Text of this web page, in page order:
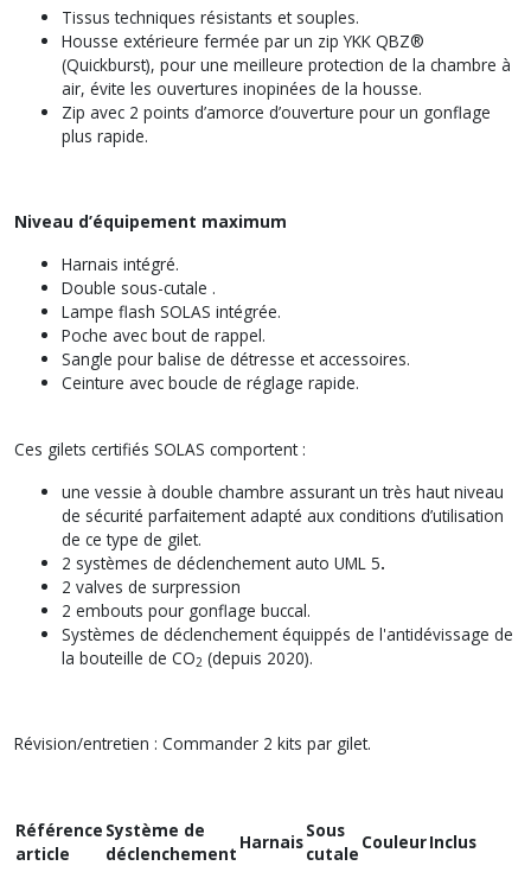
Tissus techniques résistants et souples.
Housse extérieure fermée par un zip YKK QBZ®
(Quickburst), pour une meilleure protection de la chambre à
air, évite les ouvertures inopinées de la housse.
Zip avec 2 points d’amorce d’ouverture pour un gonflage
plus rapide.
Niveau d’équipement maximum
Harnais intégré.
Double sous-cutale .
Lampe flash SOLAS intégrée.
Poche avec bout de rappel.
Sangle pour balise de détresse et accessoires.
Ceinture avec boucle de réglage rapide.
Ces gilets certifiés SOLAS comportent :
une vessie à double chambre assurant un très haut niveau
de sécurité parfaitement adapté aux conditions d’utilisation
de ce type de gilet.
2 systèmes de déclenchement auto UML 5.
2 valves de surpression
2 embouts pour gonflage buccal.
Systèmes de déclenchement équippés de l'antidévissage de
la bouteille de CO2 (depuis 2020).
Révision/entretien : Commander 2 kits par gilet.
Référence
article
Système de
déclenchement
Harnais
Sous
cutale
CouleurInclus